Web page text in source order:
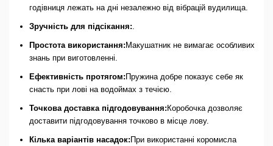
годівниця лежать на дні незалежно від вібрацій вудилища.
Зручність для підсікання:
Простота використання:Макушатник не вимагає особливих
знань при виготовленні.
Ефективність протягом:Пружина добре показує себе як
снасть при лові на водоймах з течією.
Точкова доставка підгодовування:Коробочка дозволяє
доставити підгодовування точково в місце лову.
Кілька варіантів насадок:При використанні коромисла